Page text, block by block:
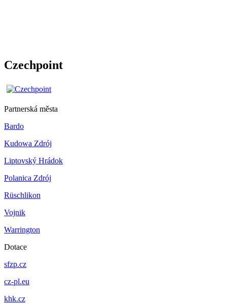
Czechpoint
Partnerská města
Bardo
Kudowa Zdrój
Liptovský Hrádok
Polanica Zdrój
Rüschlikon
Vojnik
Warrington
Dotace
sfzp.cz
cz-pl.eu
khk.cz